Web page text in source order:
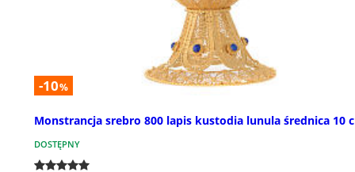
-10%
Monstrancja srebro 800 lapis kustodia lunula średnica 10
DOSTĘPNY